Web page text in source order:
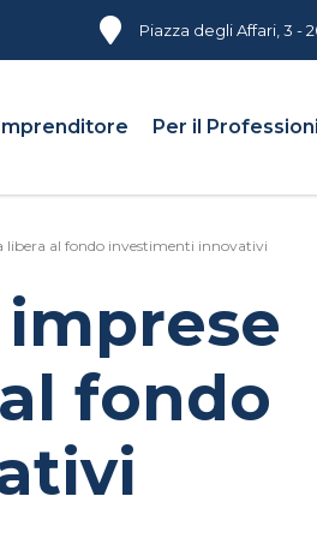
Piazza degli Affari, 3 -
Per il
libera al fondo investimenti innovativi
fondo